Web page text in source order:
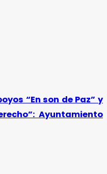
“En son de Paz” y
Ayuntamiento